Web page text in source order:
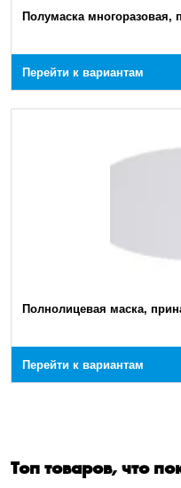
Полумаска многоразовая,
Перейти к вариантам
Полнолицевая маска,
Перейти к вариантам
Топ товаров, что